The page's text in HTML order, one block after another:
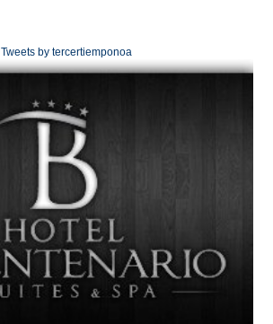
Tweets by tercertiemponoa